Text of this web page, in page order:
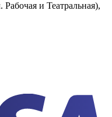
Рабочая и Театральная),